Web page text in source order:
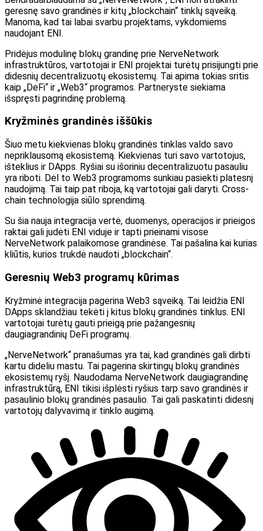
geresnę savo grandinės ir kitų „blockchain“ tinklų sąveiką.
Manoma, kad tai labai svarbu projektams, vykdomiems
naudojant ENI.
Pridėjus modulinę blokų grandinę prie NerveNetwork
infrastruktūros, vartotojai ir ENI projektai turėtų prisijungti prie
didesnių decentralizuotų ekosistemų. Tai apima tokias sritis
kaip „DeFi“ ir „Web3“ programos. Partneryste siekiama
išspręsti pagrindinę problemą.
Kryžminės grandinės iššūkis
Šiuo metu kiekvienas blokų grandinės tinklas valdo savo
nepriklausomą ekosistemą. Kiekvienas turi savo vartotojus,
išteklius ir DApps. Ryšiai su išoriniu decentralizuotu pasauliu
yra riboti. Dėl to Web3 programoms sunkiau pasiekti platesnį
naudojimą. Tai taip pat riboja, ką vartotojai gali daryti. Cross-
chain technologija siūlo sprendimą.
Su šia nauja integracija vertė, duomenys, operacijos ir prieigos
raktai gali judėti ENI viduje ir tapti prieinami visose
NerveNetwork palaikomose grandinėse. Tai pašalina kai kurias
kliūtis, kurios trukdė naudoti „blockchain“.
Geresnių Web3 programų kūrimas
Kryžminė integracija pagerina Web3 sąveiką. Tai leidžia ENI
DApps sklandžiau tekėti į kitus blokų grandinės tinklus. ENI
vartotojai turėtų gauti prieigą prie pažangesnių
daugiagrandinių DeFi programų.
„NerveNetwork“ pranašumas yra tai, kad grandinės gali dirbti
kartu dideliu mastu. Tai pagerina skirtingų blokų grandinės
ekosistemų ryšį. Naudodama NerveNetwork daugiagrandinę
infrastruktūrą, ENI tikisi išplėsti ryšius tarp savo grandinės ir
pasaulinio blokų grandinės pasaulio. Tai gali paskatinti didesnį
vartotojų dalyvavimą ir tinklo augimą.